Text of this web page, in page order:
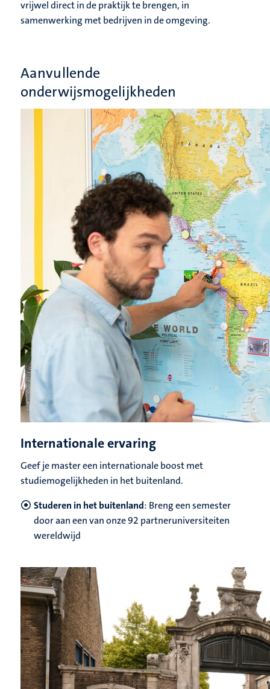
vrijwel direct in de praktijk te brengen, in
samenwerking met bedrijven in de omgeving.
Aanvullende
onderwijsmogelijkheden
Internationale ervaring
Geef je master een internationale boost met
studiemogelijkheden in het buitenland.
Studeren in het buitenland: Breng een semester
door aan een van onze 92 partneruniversiteiten
wereldwijd